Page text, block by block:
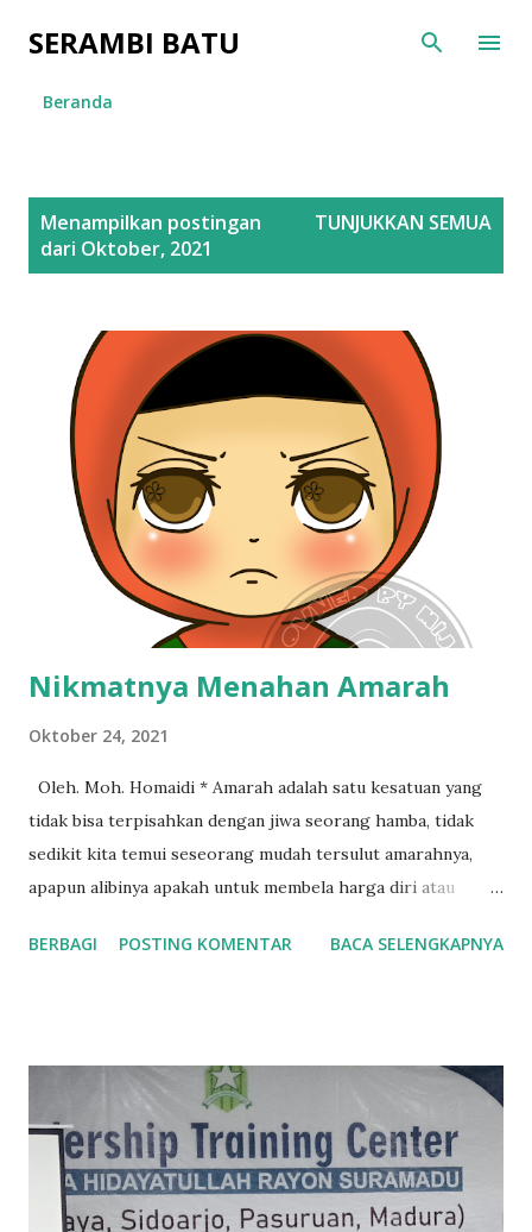
Langsung ke konten utama
SERAMBI BATU
Beranda
Menampilkan postingan
dari Oktober, 2021
TUNJUKKAN SEMUA
Nikmatnya Menahan Amarah
Oktober 24, 2021
Oleh. Moh. Homaidi * Amarah adalah satu kesatuan yang
tidak bisa terpisahkan dengan jiwa seorang hamba, tidak
sedikit kita temui seseorang mudah tersulut amarahnya,
apapun alibinya apakah untuk membela harga diri atau
alasan penghilangan nyawa seseorang, na'udzubillah.
Misran (50) warga Jember yang tewas dibacok celurit oleh
tetangganya sendiri. Korban yang tinggal di Dusun Dam
Saola, Desa Tegalrejo, Kecamatan Mayang, tewas dengan
luka bekas gorokan di lehernya, Jumat (2/7/2021).
Na'udzubillah. Padahal jika kakek ini bersabar sedikit saja,
BERBAGI POSTING KOMENTAR BACA SELENGKAPNYA